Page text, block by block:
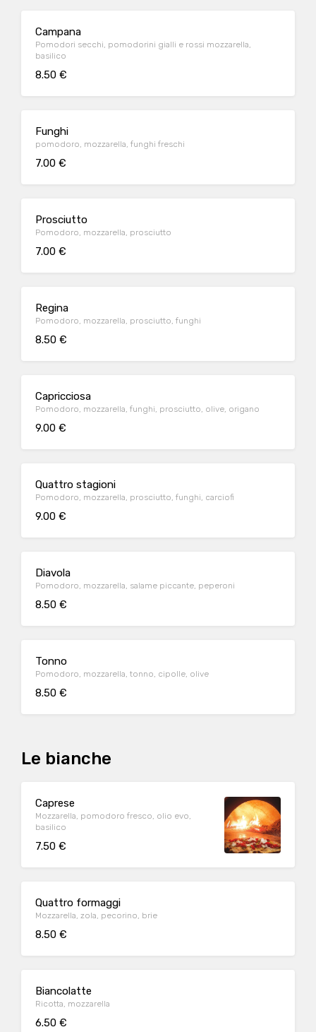
Campana
Pomodori secchi, pomodorini gialli e rossi mozzarella,
basilico
8.50 €
Funghi
pomodoro, mozzarella, funghi freschi
7.00 €
Prosciutto
Pomodoro, mozzarella, prosciutto
7.00 €
Regina
Pomodoro, mozzarella, prosciutto, funghi
8.50 €
Capricciosa
Pomodoro, mozzarella, funghi, prosciutto, olive, origano
9.00 €
Quattro stagioni
Pomodoro, mozzarella, prosciutto, funghi, carciofi
9.00 €
Diavola
Pomodoro, mozzarella, salame piccante, peperoni
8.50 €
Tonno
Pomodoro, mozzarella, tonno, cipolle, olive
8.50 €
Le bianche
Caprese
Mozzarella, pomodoro fresco, olio evo,
basilico
7.50 €
Quattro formaggi
Mozzarella, zola, pecorino, brie
8.50 €
Biancolatte
Ricotta, mozzarella
6.50 €